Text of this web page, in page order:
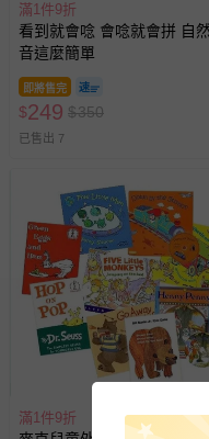
滿1件9折
看到就會唸 會唸就會拼 自
音這麼簡單
即將售完
$249 $350
已售出 7
滿1件9折